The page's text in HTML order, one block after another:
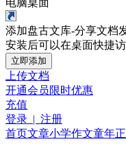
电脑桌面
添加盘古文库-分享文档
安装后可以在桌面快捷
立即添加
上传文档
开通会员限时优惠
充值
登录 | 注册
首页文章小学作文童年